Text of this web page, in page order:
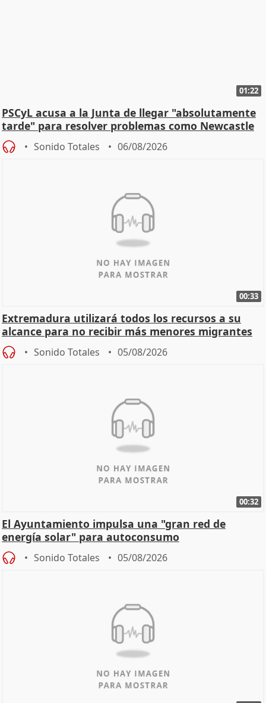
01:22
PSCyL acusa a la Junta de llegar "absolutamente
tarde" para resolver problemas como Newcastle
Sonido Totales 06/08/2026
00:33
Extremadura utilizará todos los recursos a su
alcance para no recibir más menores migrantes
Sonido Totales 05/08/2026
00:32
El Ayuntamiento impulsa una "gran red de
energía solar" para autoconsumo
Sonido Totales 05/08/2026